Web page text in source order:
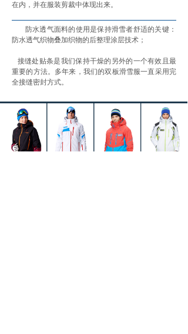
在内，并在服装剪裁中体现出来。
防水透气面料的使用是保持滑雪者舒适的关键：
防水透气织物叠加织物的后整理涂层技术；
接缝处贴条是我们保持干燥的另外的一个有效且最
重要的方法。多年来，我们的双板滑雪服一直采用完
全接缝密封方式。